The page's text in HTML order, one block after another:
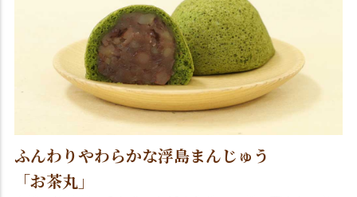
ふんわりやわらかな浮島まんじゅう
「お茶丸」